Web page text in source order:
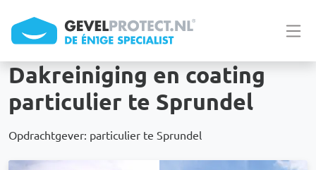
Dakreiniging en coating
particulier te Sprundel
Opdrachtgever: particulier te Sprundel